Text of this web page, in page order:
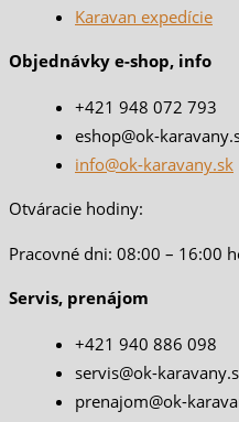
Karavan expedície
Objednávky e-shop, info
+421 948 072 793
eshop@ok-
info@ok-karavany.sk
Otváracie hodiny:
Pracovné dni: 08:00 – 16:00
Servis, prenájom
+421 940 886 098
servis@ok-
prenajom@ok-